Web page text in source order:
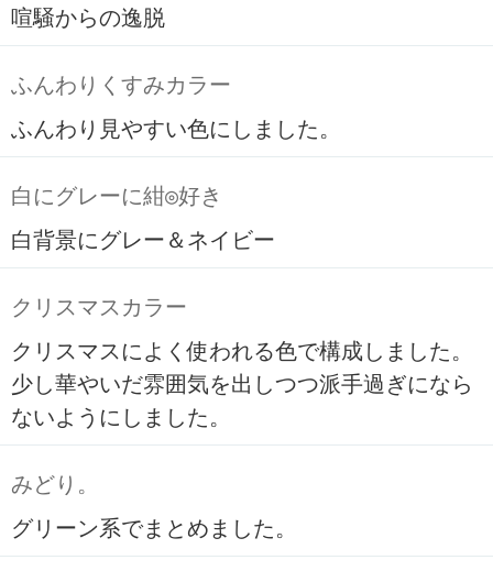
喧騒からの逸脱
ふんわりくすみカラー
ふんわり見やすい色にしました。
白にグレーに紺◎好き
白背景にグレー＆ネイビー
クリスマスカラー
クリスマスによく使われる色で構成しました。
少し華やいだ雰囲気を出しつつ派手過ぎになら
ないようにしました。
みどり。
グリーン系でまとめました。